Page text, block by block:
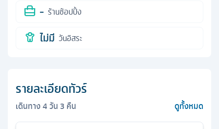
- ร้านช้อปปิ้ง
ไม่มี วันอิสระ
รายละเอียดทัวร์
เดินทาง4วัน3 คืน ดูทั้งหมด